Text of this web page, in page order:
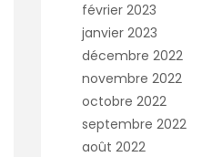
février 2023
janvier 2023
décembre 2022
novembre 2022
octobre 2022
septembre 2022
août 2022